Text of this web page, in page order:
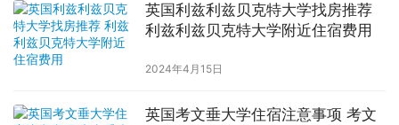
英国利兹利兹贝克特大学找房推荐
利兹利兹贝克特大学附近住宿费用
2024年4月15日
英国考文垂大学住宿注意事项 考文